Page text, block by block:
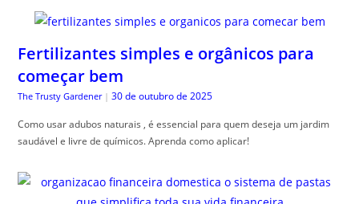
Fertilizantes simples e orgânicos para
começar bem
The Trusty Gardener | 30 de outubro de 2025
Como usar adubos naturais , é essencial para quem deseja um jardim
saudável e livre de químicos. Aprenda como aplicar!